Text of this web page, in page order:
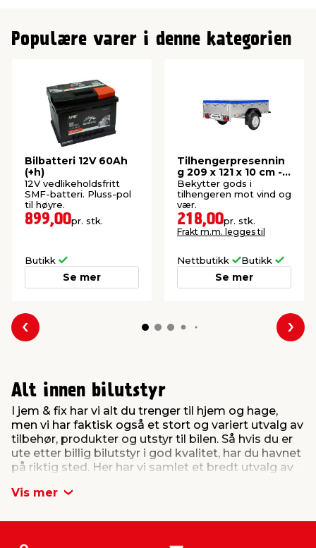
Populære varer i denne kategorien
Bilbatteri 12V 60Ah
(+h)
12V vedlikeholdsfritt
SMF-batteri. Pluss-pol
til høyre.
899,00pr. stk.
Butikk
Se mer
Tilhengerpresennin
g 209 x 121 x 10 cm -
AutoZone®
Bekytter gods i
tilhengeren mot vind og
vær.
218,00pr. stk.
Frakt m.m. legges til
Nettbutikk Butikk
Se mer
Forrige
Alt innen bilutstyr
I jem & fix har vi alt du trenger til hjem og hage,
men vi har faktisk også et stort og variert utvalg av
tilbehør, produkter og utstyr til bilen. Så hvis du er
ute etter billig bilutstyr i god kvalitet, har du havnet
på riktig sted. Her har vi samlet et bredt utvalg av
vedlike med rengjørings- og pleiemidler, og ivareta
reservedeler og verktøy. Ofte er det bare en liten
Vis mer